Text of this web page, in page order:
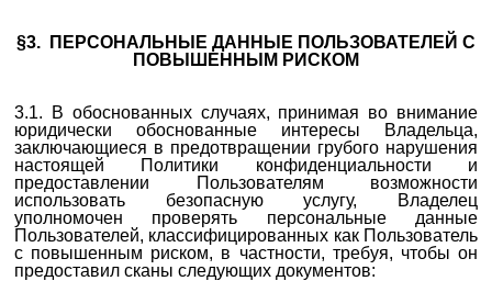
§3. ПЕРСОНАЛЬНЫЕ ДАННЫЕ ПОЛЬЗОВАТЕЛЕЙ С
ПОВЫШЕННЫМ РИСКОМ
3.1.
В обоснованных случаях, принимая во внимание
юридически обоснованные интересы Владельца,
заключающиеся в предотвращении грубого нарушения
настоящей Политики конфиденциальности и
предоставлении Пользователям возможности
использовать безопасную услугу, Владелец
уполномочен проверять персональные данные
Пользователей, классифицированных как Пользователь
с повышенным риском, в частности, требуя, чтобы он
предоставил сканы следующих документов: